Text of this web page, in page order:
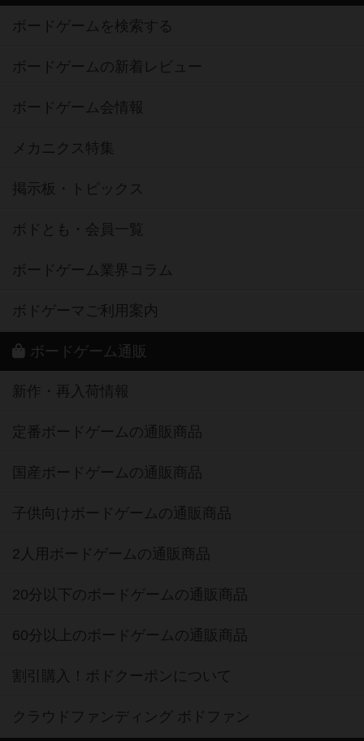
ボードゲームを検索する
ボードゲームの新着レビュー
ボードゲーム会情報
メカニクス特集
掲示板・トピックス
ボドとも・会員一覧
ボードゲーム業界コラム
ボドゲーマご利用案内
ボードゲーム通販
新作・再入荷情報
定番ボードゲームの通販商品
国産ボードゲームの通販商品
子供向けボードゲームの通販商品
2人用ボードゲームの通販商品
20分以下のボードゲームの通販商品
60分以上のボードゲームの通販商品
割引購入！ボドクーポンについて
クラウドファンディング ボドファン